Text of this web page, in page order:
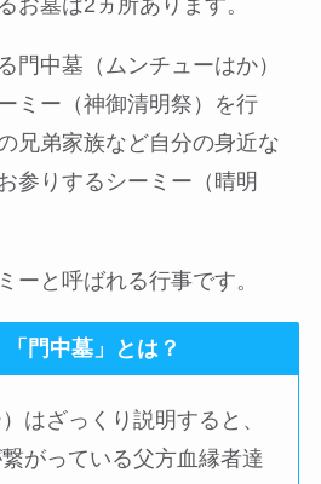
お墓は2ヵ所あります。
門中墓（ムンチューはか）
ミー（神御清明祭）を行
兄弟家族など自分の身近な
参りするシーミー（晴明
ーと呼ばれる行事です。
「門中墓」とは？
はざっくり説明すると、
がっている父方血縁者達